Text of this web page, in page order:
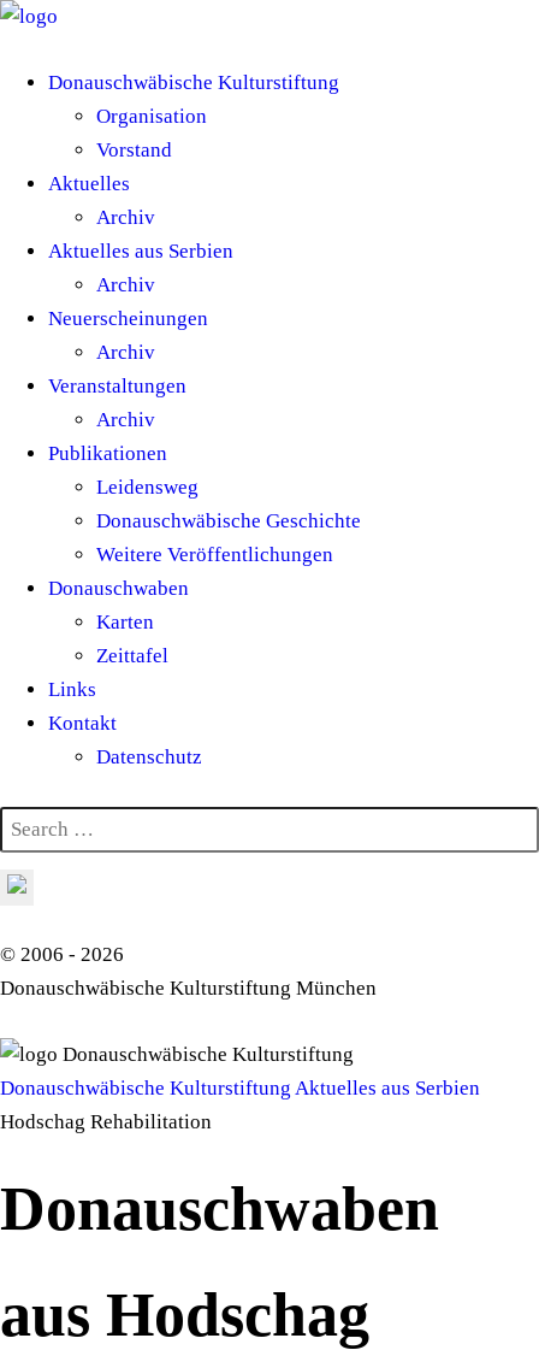
Donauschwäbische Kulturstiftung
Organisation
Vorstand
Aktuelles
Archiv
Aktuelles aus Serbien
Archiv
Neuerscheinungen
Archiv
Veranstaltungen
Archiv
Publikationen
Leidensweg
Donauschwäbische Geschichte
Weitere Veröffentlichungen
Donauschwaben
Karten
Zeittafel
Links
Kontakt
Datenschutz
© 2006 - 2026
Donauschwäbische Kulturstiftung München
Donauschwäbische Kulturstiftung
Donauschwäbische Kulturstiftung Aktuelles aus Serbien
Hodschag Rehabilitation
Donauschwaben
aus Hodschag